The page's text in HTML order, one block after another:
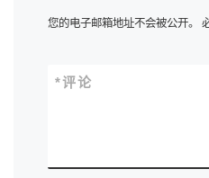
您的电子邮箱地址不会被公开。
评论
*